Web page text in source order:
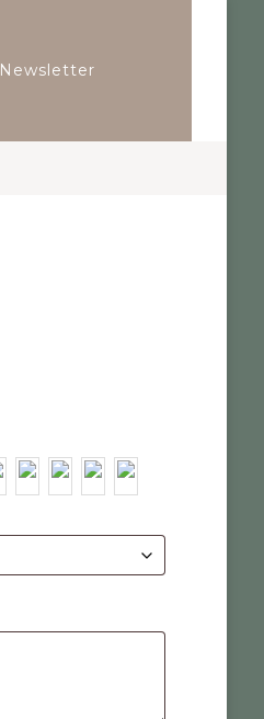
Newsletter